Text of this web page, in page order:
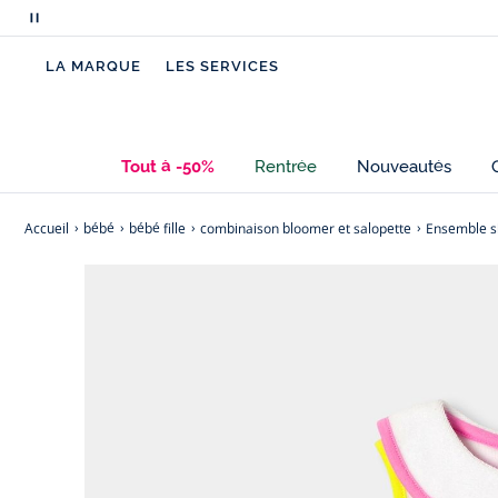
Mettre
pause
LA MARQUE LES SERVICES
Tout à -50% Rentrée Nouveautés
Accueil bébé bébé fille combinaison bloomer et salopette Ensemble